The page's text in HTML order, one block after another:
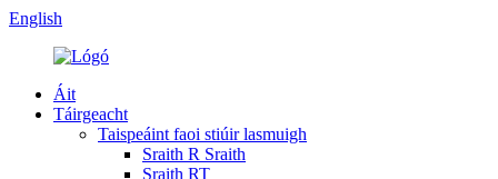
English
Áit
Táirgeacht
Taispeáint faoi stiúir lasmuigh
Sraith R Sraith
Sraith RT